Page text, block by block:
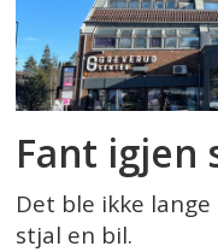
Fant igjen
Det ble ikke
stjal en bil.